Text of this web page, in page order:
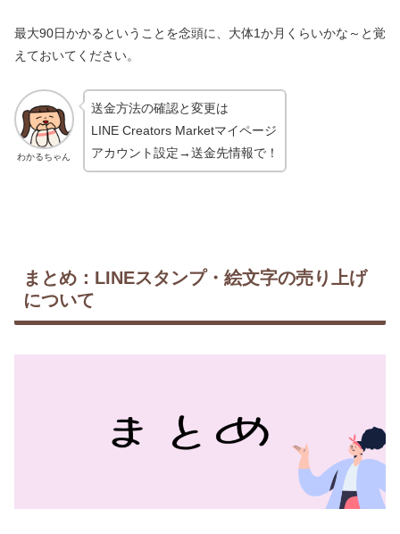
最大90日かかるということを念頭に、大体1か月くらいかな～と覚
えておいてください。
わかるちゃん
送金方法の確認と変更は
LINE Creators Marketマイページ
アカウント設定→送金先情報で！
まとめ：LINEスタンプ・絵文字の売り上げ
について